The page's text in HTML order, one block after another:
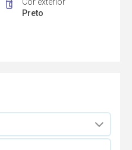
Cor exterior
Preto